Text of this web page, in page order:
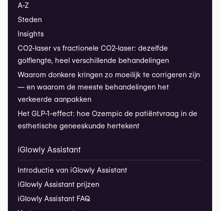
A-Z
Steden
Insights
CO2-laser vs fractionele CO2-laser: dezelfde
golflengte, heel verschillende behandelingen
Waarom donkere kringen zo moeilijk te corrigeren zijn
— en waarom de meeste behandelingen het
verkeerde aanpakken
Het GLP-1-effect: hoe Ozempic de patiëntvraag in de
esthetische geneeskunde hertekent
iGlowly Assistant
Introductie van iGlowly Assistant
iGlowly Assistant prijzen
iGlowly Assistant FAQ